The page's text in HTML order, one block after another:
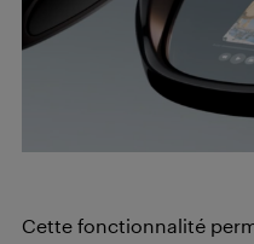
Cette fonctionnalité